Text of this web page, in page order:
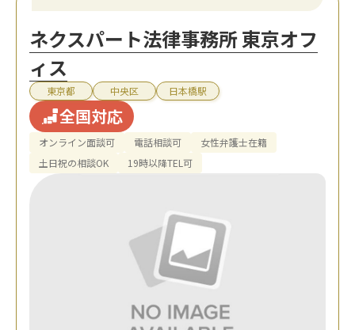
ネクスパート法律事務所 東京オフ
ィス
東京都 中央区 日本橋駅
全国対応
オンライン面談可 電話相談可
女性弁護士在籍
土日祝の相談OK
19時以降TEL可